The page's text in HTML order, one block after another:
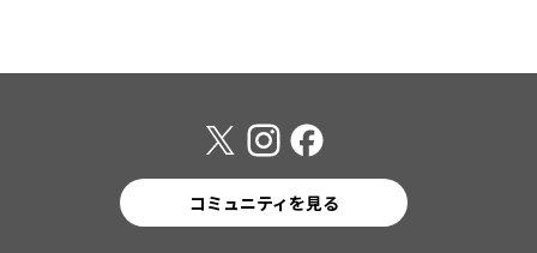
コミュニティを見る